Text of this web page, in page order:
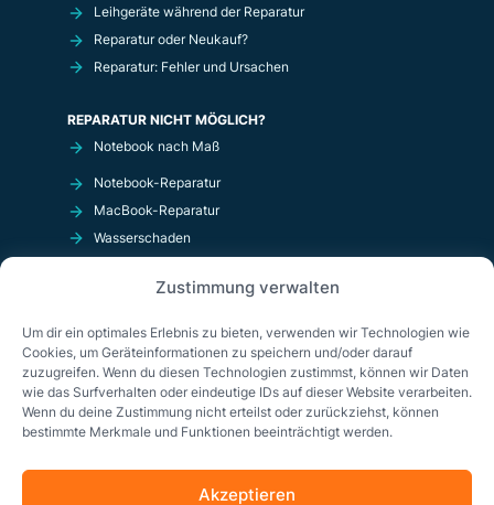
Zustimmung verwalten
Um dir ein optimales Erlebnis zu bieten, verwenden wir Technologien wie
Cookies, um Geräteinformationen zu speichern und/oder darauf
zuzugreifen. Wenn du diesen Technologien zustimmst, können wir Daten
wie das Surfverhalten oder eindeutige IDs auf dieser Website verarbeiten.
Wenn du deine Zustimmung nicht erteilst oder zurückziehst, können
bestimmte Merkmale und Funktionen beeinträchtigt werden.
Akzeptieren
Leihgeräte während der Reparatur
Reparatur oder Neukauf?
Reparatur: Fehler und Ursachen
REPARATUR NICHT MÖGLICH?
Notebook nach Maß
Notebook-Reparatur
MacBook-Reparatur
Wasserschaden
OnlineShop